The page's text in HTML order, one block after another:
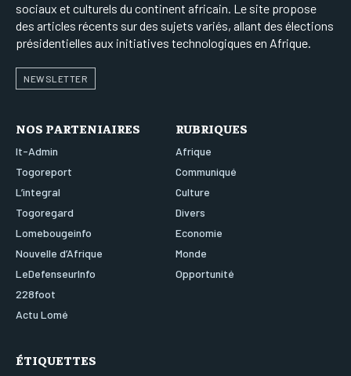
sociaux et culturels du continent africain. Le site propose
des articles récents sur des sujets variés, allant des élections
présidentielles aux initiatives technologiques en Afrique.
NEWSLETTER
NOS PARTENIAIRES
It-Admin
Togoreport
L’integral
Togoregard
Lomebougeinfo
Nouvelle d’Afrique
LeDefenseurInfo
228foot
Actu Lomé
RUBRIQUES
Afrique
Communiqué
Culture
Divers
Economie
Monde
Opportunité
ÉTIQUETTES